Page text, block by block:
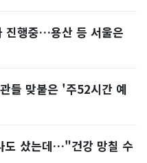
진행중…용산 등 서울은
들 맞붙은 '주52시간 예
도 샀는데…"건강 망칠 수